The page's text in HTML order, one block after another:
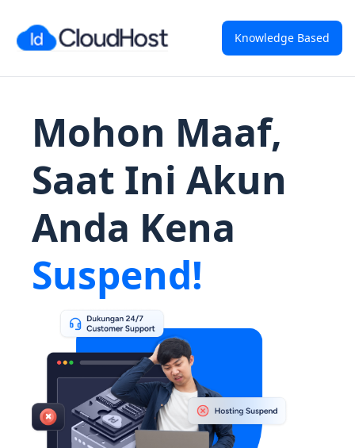
Knowledge Based
Mohon Maaf,
Saat Ini Akun
Anda Kena
Suspend!